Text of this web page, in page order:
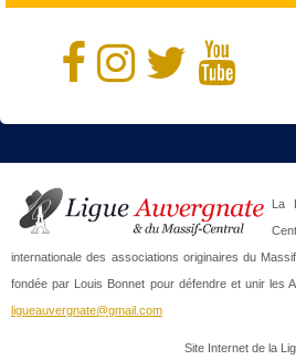
La
internationale des associations originaires du
fondée par Louis Bonnet pour défendre et unir les
ligueauvergnate@gmail.com
Site Internet de la